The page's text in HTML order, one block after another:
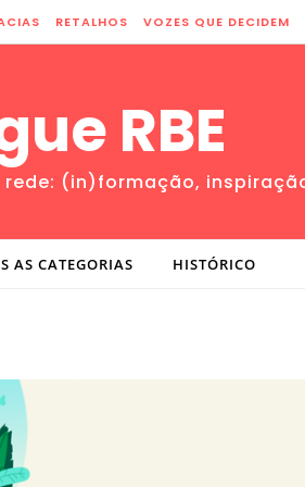
RETALHOS VOZES QUE DECIDEM
RBE
(in)formação,
AS CATEGORIAS HISTÓRICO